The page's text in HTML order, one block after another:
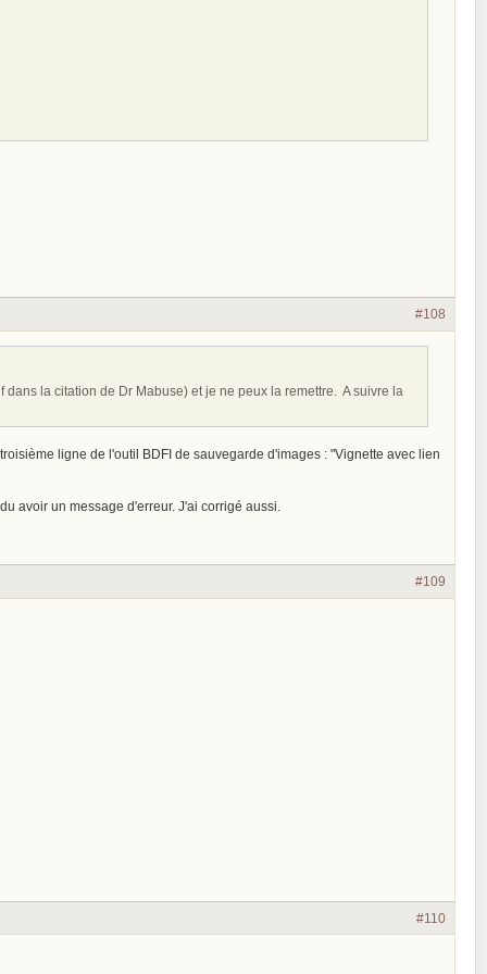
#108
la citation de Dr Mabuse) et je ne peux la remettre. A suivre la
ligne de l'outil BDFI de sauvegarde d'images : "Vignette avec lien
avoir un message d'erreur. J'ai corrigé aussi.
#109
#110